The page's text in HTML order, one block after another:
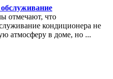
отмечают, что
кондиционера не
атмосферу в доме, но ...